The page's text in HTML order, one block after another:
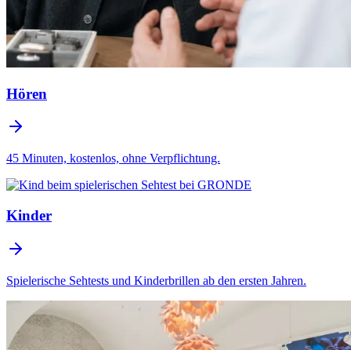
Hören
45 Minuten, kostenlos, ohne Verpflichtung.
Kinder
Spielerische Sehtests und Kinderbrillen ab den ersten Jahren.